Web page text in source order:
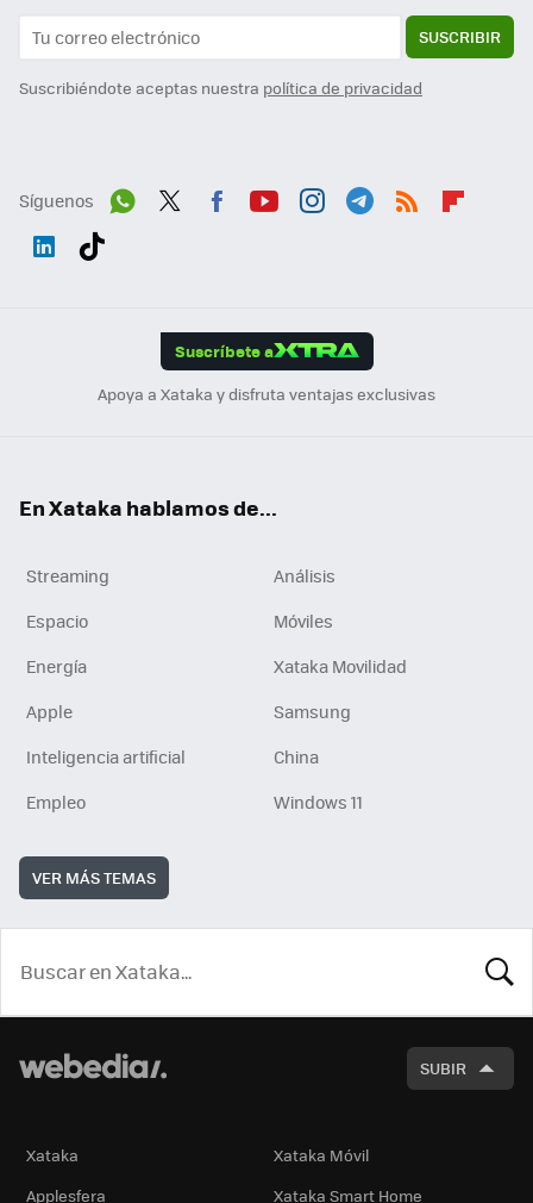
SUSCRIBIR
Suscribiéndote aceptas nuestra política de privacidad
Síguenos
Suscríbete a
Apoya a Xataka y disfruta ventajas exclusivas
En Xataka hablamos de...
Streaming
Análisis
Espacio
Móviles
Energía
Xataka Movilidad
Apple
Samsung
Inteligencia artificial
China
Empleo
Windows 11
VER MÁS TEMAS
SUBIR
Xataka
Xataka Móvil
Applesfera
Xataka Smart Home